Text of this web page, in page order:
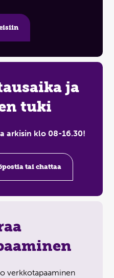
ja
tuki
arkisin klo 08-16.30!
tai chattaa
verkkotapaaminen